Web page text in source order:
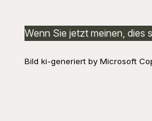
Wenn Sie jetzt meinen, dies
Bild ki-generiert by Microsoft